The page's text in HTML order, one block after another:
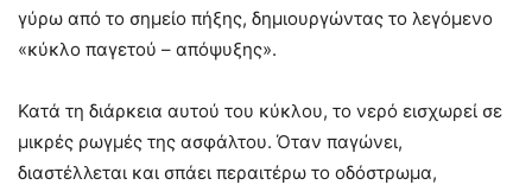
γύρω από το σημείο πήξης, δημιουργώντας το λεγόμενο
«κύκλο παγετού – απόψυξης».
Κατά τη διάρκεια αυτού του κύκλου, το νερό εισχωρεί σε
μικρές ρωγμές της ασφάλτου. Όταν παγώνει,
διαστέλλεται και σπάει περαιτέρω το οδόστρωμα,